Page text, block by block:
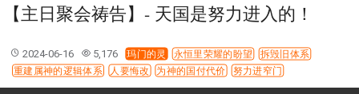
25 耶利米哀歌
27 但以理书
28 何西阿书
33 弥迦书
34 那鸿书 35 哈巴谷书
36 西番雅书
37 哈该书
38 撒迦利亚书
39 玛拉基书
【主日聚会祷告】- 天国是努力进入的！
2024-06-16 5,176 玛门的灵 永恒里荣耀的盼望
拆毁旧体系
重建属神的逻辑体系
人要悔改 为神的国付代价 努力进窄门